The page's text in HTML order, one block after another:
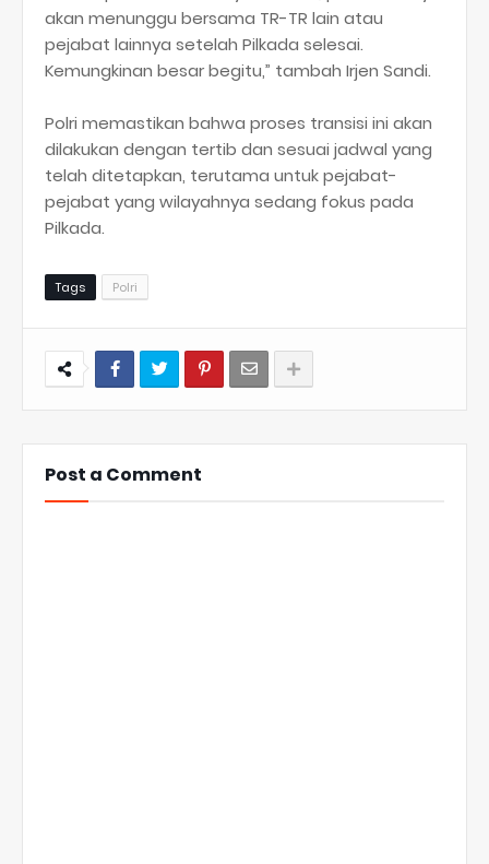
akan menunggu bersama TR-TR lain atau
pejabat lainnya setelah Pilkada selesai.
Kemungkinan besar begitu,” tambah Irjen Sandi.
Polri memastikan bahwa proses transisi ini akan
dilakukan dengan tertib dan sesuai jadwal yang
telah ditetapkan, terutama untuk pejabat-
pejabat yang wilayahnya sedang fokus pada
Pilkada.
Tags Polri
Post a Comment